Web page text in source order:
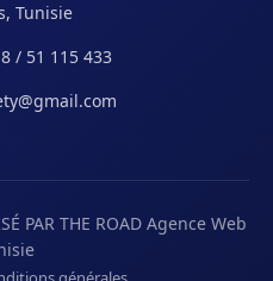
Tunisie
/ 51 115 433
PAR THE ROAD Agence Web